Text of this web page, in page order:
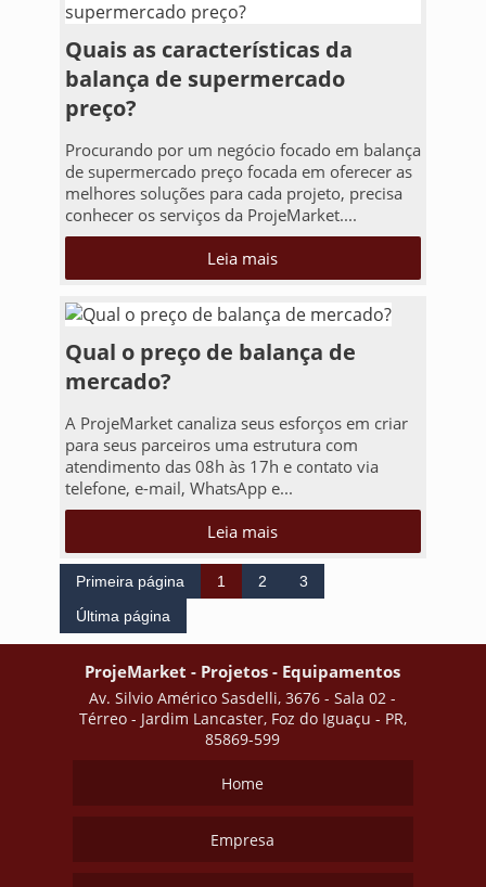
Quais as características da
balança de supermercado
preço?
Procurando por um negócio focado em balança
de supermercado preço focada em oferecer as
melhores soluções para cada projeto, precisa
conhecer os serviços da ProjeMarket....
Leia mais
Qual o preço de balança de
mercado?
A ProjeMarket canaliza seus esforços em criar
para seus parceiros uma estrutura com
atendimento das 08h às 17h e contato via
telefone, e-mail, WhatsApp e...
Leia mais
Primeira página 1 2
3
Última página
ProjeMarket - Projetos - Equipamentos
Av. Silvio Américo Sasdelli, 3676 - Sala 02 -
Térreo - Jardim Lancaster, Foz do Iguaçu - PR,
85869-599
Home
Empresa